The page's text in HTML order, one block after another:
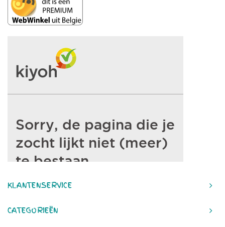
KLANTENSERVICE
CATEGORIEËN